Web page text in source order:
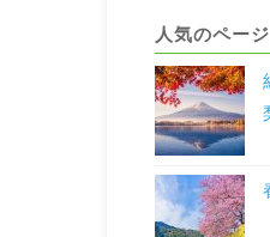
人気のページ